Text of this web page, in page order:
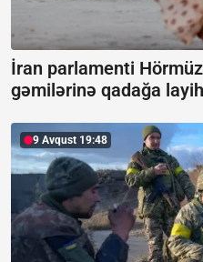
İran parlamenti
gəmilərinə qadağa
9 Avqust 19:48